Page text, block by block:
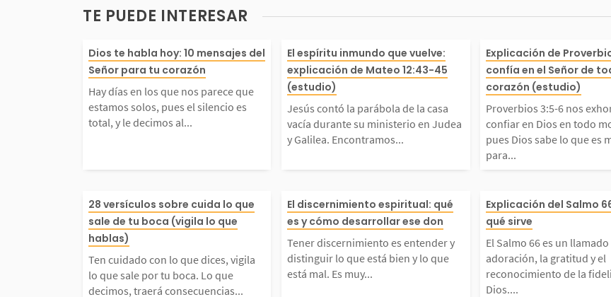
TE PUEDE INTERESAR
Hay días en los que nos pare
ce que estamos solos, pues el
silencio es total, y le decimo
s al Señor: «háblame». De h
echo, como hijos, necesitamo
s escuchar...
Dios te habla hoy: 10 mensajes del
Señor para tu corazón
Hay días en los que nos parece que
estamos solos, pues el silencio es
total, y le decimos al...
Jesús contó la parábola de l
a casa vacía durante su mini
sterio en Judea y Galilea. En
contramos esa parábola regi
strada en Lucas 11:24-26 y
Mateo 12:43-45....
El espíritu inmundo que vuelve:
explicación de Mateo 12:43-45
(estudio)
Jesús contó la parábola de la casa
vacía durante su ministerio en Judea
y Galilea. Encontramos...
Proverbios
a confiar en
mento,
es mejor
tra propia
stro buen
Explicación de
confía en el Señor de
corazón (estudio)
Proverbios 3:5-6 nos
confiar en Dios en todo
pues Dios sabe lo que es
para...
Ten cuidado con lo que dice
s, vigila lo que sale por tu bo
ca. Lo que decimos, traerá c
28 versículos sobre cuida lo que
sale de tu boca (vigila lo que
hablas)
Ten cuidado con lo que dices, vigila
lo que sale por tu boca. Lo que
decimos, traerá consecuencias...
Tener discernimiento es ente
nder y distinguir lo que está
bien y lo que está mal. Es mu
El discernimiento espiritual: qué
es y cómo desarrollar ese don
Tener discernimiento es entender y
distinguir lo que está bien y lo que
está mal. Es muy...
El Salmo 66
la
Explicación del Salmo
qué sirve
El Salmo 66 es un llamado
adoración, la gratitud y el
reconocimiento de la
Dios....